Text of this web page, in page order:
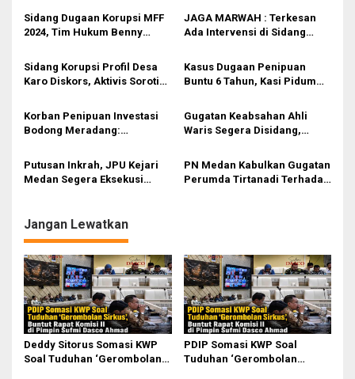
Sidang Dugaan Korupsi MFF
2024, Tim Hukum Benny
Cacat Hukum LHP
Inspektorat
JAGA MARWAH : Terkesan
Ada Intervensi di Sidang
Desa Karo
Sidang Korupsi Profil Desa
Karo Diskors, Aktivis Soroti
PN Medan
Kasus Dugaan Penipuan
Buntu 6 Tahun, Kasi Pidum
balik Kirim Berkas Lama
Korban Penipuan Investasi
Bodong Meradang:
Keadilan Masih Jauh
Gugatan Keabsahan Ahli
Waris Segera Disidang,
Eksekusi ke-4 Dibatalkan
Putusan Inkrah, JPU Kejari
Medan Segera Eksekusi
PN Medan Kabulkan Gugatan
Perumda Tirtanadi Terhadap
Jangan Lewatkan
Deddy Sitorus Somasi KWP
Soal Tuduhan ‘Gerombolan
PDIP Somasi KWP Soal
Tuduhan ‘Gerombolan